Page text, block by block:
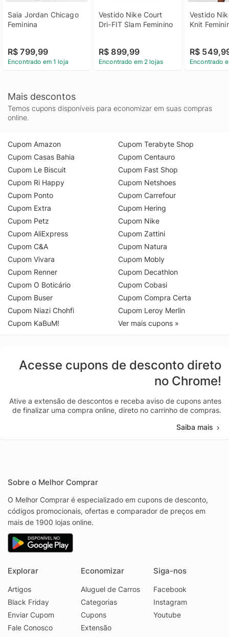
Saia Jordan Chicago
Feminina
R$ 799,99
Encontrado em 1 loja
Vestido Nike Court
Dri-FIT Slam Feminino
R$ 899,99
Encontrado em 2 lojas
Vestido
Knit
R$
Encontrado
Mais descontos
Temos cupons disponíveis para economizar em suas compras
online.
Cupom Amazon
Cupom Casas Bahia
Cupom Le Biscuit
Cupom Ri Happy
Cupom Ponto
Cupom Extra
Cupom Petz
Cupom AliExpress
Cupom C&A
Cupom Vivara
Cupom Renner
Cupom O Boticário
Cupom Buser
Cupom Niazi Chohfi
Cupom KaBuM!
Cupom Terabyte Shop
Cupom Centauro
Cupom Fast Shop
Cupom Netshoes
Cupom Carrefour
Cupom Hering
Cupom Nike
Cupom Zattini
Cupom Natura
Cupom Mobly
Cupom Decathlon
Cupom Cobasi
Cupom Compra Certa
Cupom Leroy Merlin
Ver mais cupons »
Acesse cupons de desconto direto
no Chrome!
Ative a extensão de descontos e receba aviso de cupons antes
de finalizar uma compra online, direto no carrinho de compras.
Saiba mais
Sobre o Melhor Comprar
O Melhor Comprar é especializado em cupons de desconto,
códigos promocionais, ofertas e comparador de preços em
mais de 1900 lojas online.
Explorar
Artigos
Black Friday
Enviar Cupom
Fale Conosco
Economizar
Aluguel de Carros
Categorias
Cupons
Extensão
Siga-nos
Facebook
Instagram
Youtube